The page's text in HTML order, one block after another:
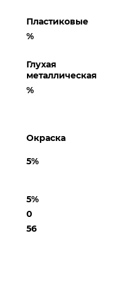
Пластиковые
%
Глухая
металлическая
%
Окраска
5%
5%
0
56